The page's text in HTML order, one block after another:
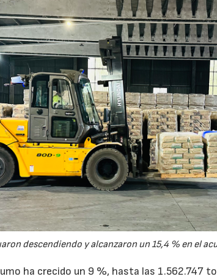
descendiendo y alcanzaron un 15,4 % en el
ha crecido un 9 %, hasta las 1.562.747